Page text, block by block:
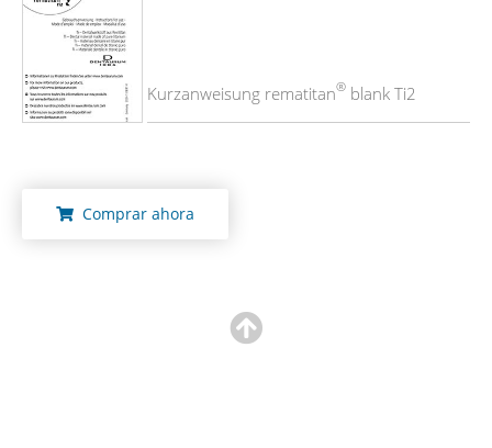
Kurzanweisung rematitan® blank Ti2
Comprar ahora